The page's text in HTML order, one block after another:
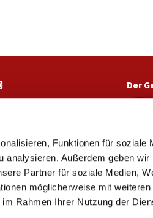
Funktionen für soziale
analysieren. Außerdem geben wir
Partner für soziale Medien,
möglicherweise mit weiteren
Rahmen Ihrer Nutzung der
Der